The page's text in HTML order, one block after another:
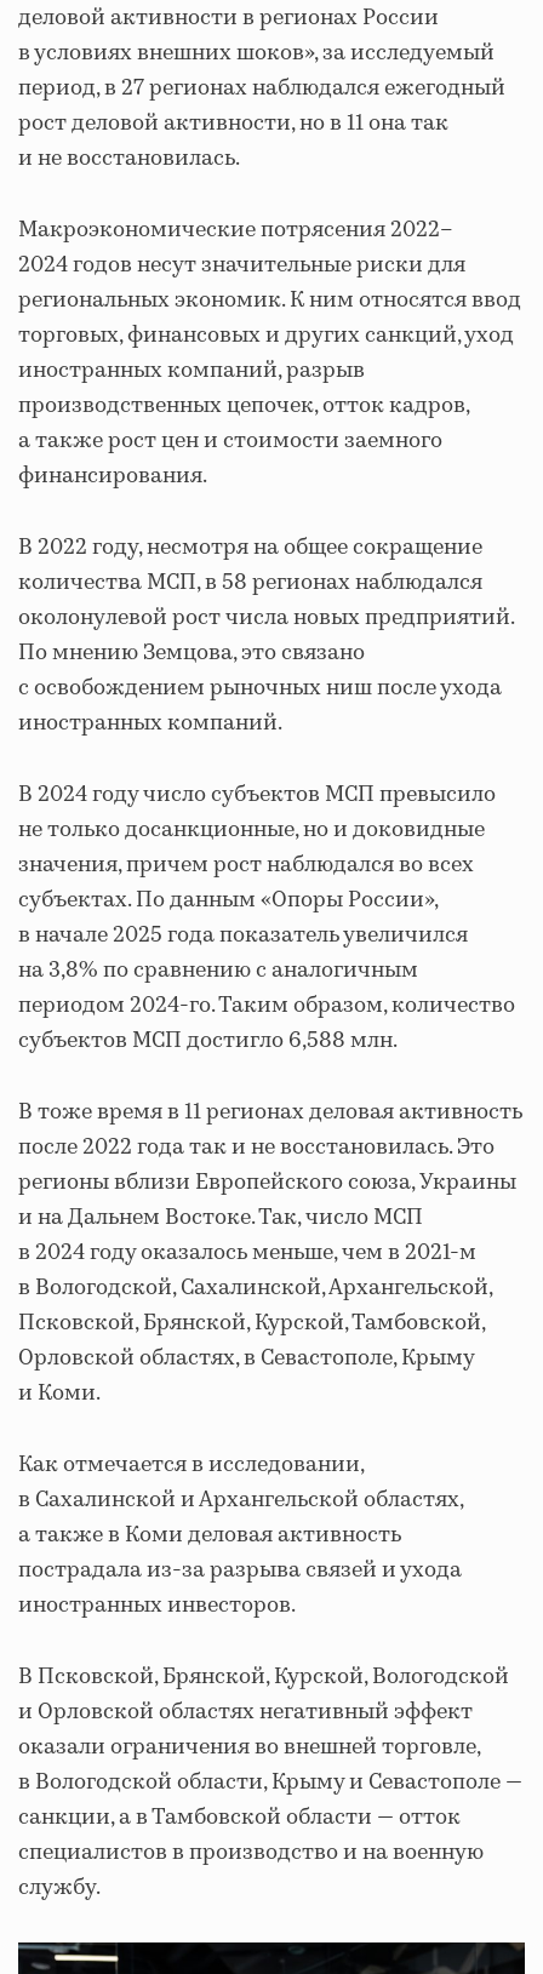
деловой активности в регионах России
в условиях внешних шоков», за исследуемый
период, в 27 регионах наблюдался ежегодный
рост деловой активности, но в 11 она так
и не восстановилась.
Макроэкономические потрясения 2022–
2024 годов несут значительные риски для
региональных экономик. К ним относятся ввод
торговых, финансовых и других санкций, уход
иностранных компаний, разрыв
производственных цепочек, отток кадров,
а также рост цен и стоимости заемного
финансирования.
В 2022 году, несмотря на общее сокращение
количества МСП, в 58 регионах наблюдался
околонулевой рост числа новых предприятий.
По мнению Земцова, это связано
с освобождением рыночных ниш после ухода
иностранных компаний.
В 2024 году число субъектов МСП превысило
не только досанкционные, но и доковидные
значения, причем рост наблюдался во всех
субъектах. По данным «Опоры России»,
в начале 2025 года показатель увеличился
на 3,8% по сравнению с аналогичным
периодом 2024-го. Таким образом, количество
субъектов МСП достигло 6,588 млн.
В тоже время в 11 регионах деловая активность
после 2022 года так и не восстановилась. Это
регионы вблизи Европейского союза, Украины
и на Дальнем Востоке. Так, число МСП
в 2024 году оказалось меньше, чем в 2021-м
в Вологодской, Сахалинской, Архангельской,
Псковской, Брянской, Курской, Тамбовской,
Орловской областях, в Севастополе, Крыму
и Коми.
Как отмечается в исследовании,
в Сахалинской и Архангельской областях,
а также в Коми деловая активность
пострадала из-за разрыва связей и ухода
иностранных инвесторов.
В Псковской, Брянской, Курской, Вологодской
и Орловской областях негативный эффект
оказали ограничения во внешней торговле,
в Вологодской области, Крыму и Севастополе —
санкции, а в Тамбовской области — отток
специалистов в производство и на военную
службу.